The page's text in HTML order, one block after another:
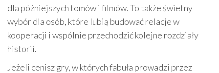
dla późniejszych tomów i filmów. To także świetny
wybór dla osób, które lubią budować relacje w
kooperacji i wspólnie przechodzić kolejne rozdziały
historii.
Jeżeli cenisz gry, w których fabuła prowadzi przez